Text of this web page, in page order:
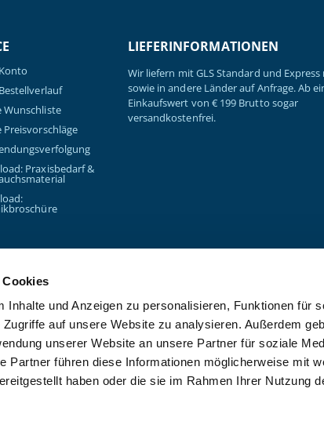
Cookies
Inhalte und Anzeigen zu personalisieren, Funktionen für
auf unsere Website zu analysieren. Außerdem
unserer Website an unsere Partner für soziale
Partner führen diese Informationen möglicherweise mit
haben oder die sie im Rahmen Ihrer Nutzung
Wunschliste
Preisvorschläge
Praxisbedarf &
LIEFERINFORMATIONEN
Wir liefern mit GLS Standard und Express
sowie in andere Länder auf Anfrage. Ab
Einkaufswert von € 199 Brutto sogar
versandkostenfrei.
Copyright © 2026 -